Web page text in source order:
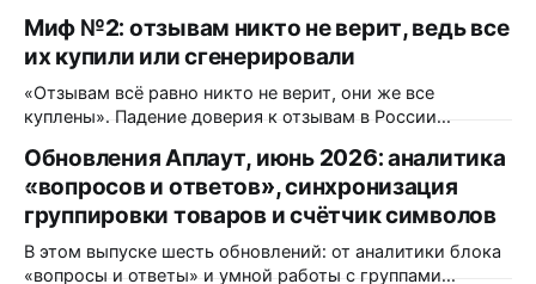
Как это происходит? Функционально — это единая
централизованная команда поддержки, состоящая из
почти 500 человек. Она полностью удалённая, ее
саппорты находятся даже в разных странах. Каждый
месяц мы принимаем около 700
Миф №2: отзывам никто не верит, ведь все
их купили или сгенерировали
«Отзывам всё равно никто не верит, они же все
куплены». Падение доверия к отзывам в России
и с тех пор сопоставимого замера никто не повторял. А
всё, что выходило позже, меряло уже другое и
продолжения падения не показало. Но даже если
Обновления Аплаут, июнь 2026: аналитика
«вопросов и ответов», синхронизация
группировки товаров и счётчик символов
В этом выпуске шесть обновлений: от аналитики блока
«вопросы и ответы» и умной работы с группами